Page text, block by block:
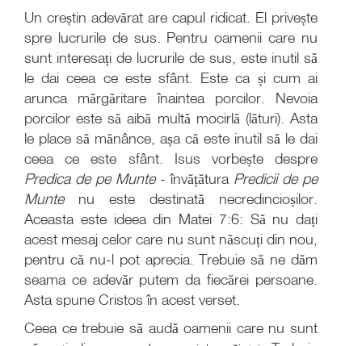
Un creștin adevărat are capul ridicat. El privește
spre lucrurile de sus. Pentru oamenii care nu
sunt interesați de lucrurile de sus, este inutil să
le dai ceea ce este sfânt. Este ca și cum ai
arunca mărgăritare înaintea porcilor. Nevoia
porcilor este să aibă multă mocirlă (lături). Asta
le place să mănânce, așa că este inutil să le dai
ceea ce este sfânt. Isus vorbește despre
Predica de pe Munte- învățătura Predicii de pe
Muntenu este destinată necredincioșilor.
Aceasta este ideea din Matei 7:6: Să nu dați
acest mesaj celor care nu sunt născuți din nou,
pentru că nu-l pot aprecia. Trebuie să ne dăm
seama ce adevăr putem da fiecărei persoane.
Asta spune Cristos în acest verset.
Ceea ce trebuie să audă oamenii care nu sunt